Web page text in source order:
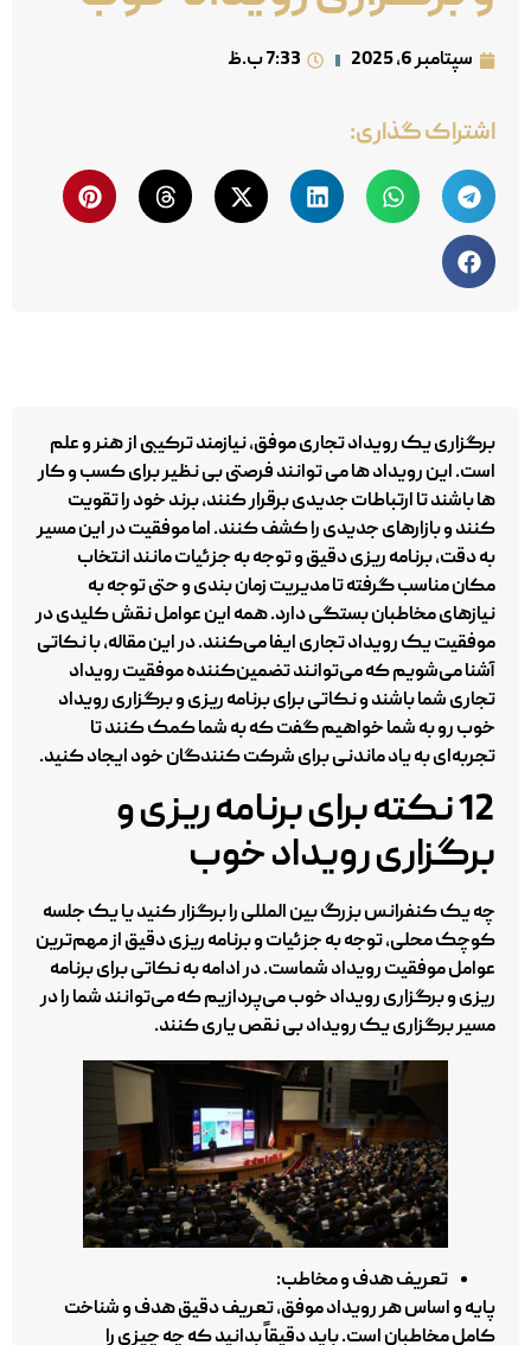
سپتامبر 6, 2025 7:33 ب.ظ
اشتراک گذاری:
برگزاری یک رویداد تجاری موفق، نیازمند ترکیبی از هنر و علم
است. این رویداد ها می‌ توانند فرصتی بی‌ نظیر برای کسب‌ و کار
ها باشند تا ارتباطات جدیدی برقرار کنند، برند خود را تقویت
کنند و بازارهای جدیدی را کشف کنند. اما موفقیت در این مسیر
به دقت، برنامه‌ ریزی دقیق و توجه به جزئیات مانند انتخاب
مکان مناسب گرفته تا مدیریت زمان‌ بندی و حتی توجه به
نیازهای مخاطبان بستگی دارد. همه این عوامل نقش کلیدی در
موفقیت یک رویداد تجاری ایفا می‌کنند. در این مقاله، با نکاتی
آشنا می‌شویم که می‌توانند تضمین‌کننده موفقیت رویداد
تجاری شما باشند و نکاتی برای برنامه ریزی و برگزاری رویداد
خوب رو به شما خواهیم گفت که به شما کمک کنند تا
تجربه‌ای به‌ یاد ماندنی برای شرکت‌ کنندگان خود ایجاد کنید.
12 نکته برای برنامه ریزی و
برگزاری رویداد خوب
چه یک کنفرانس بزرگ بین‌ المللی را برگزار کنید یا یک جلسه
کوچک محلی، توجه به جزئیات و برنامه‌ ریزی دقیق از مهم‌ترین
عوامل موفقیت رویداد شماست. در ادامه به نکاتی برای برنامه
ریزی و برگزاری رویداد خوب می‌پردازیم که می‌توانند شما را در
مسیر برگزاری یک رویداد بی‌ نقص یاری کنند.
تعریف هدف و مخاطب:
پایه و اساس هر رویداد موفق، تعریف دقیق هدف و شناخت
کامل مخاطبان است. باید دقیقاً بدانید که چه چیزی را